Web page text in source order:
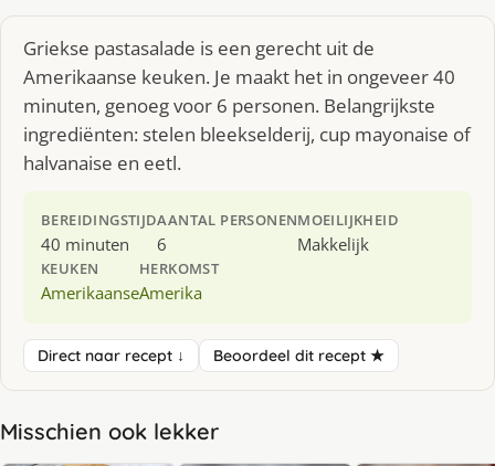
Griekse pastasalade is een gerecht uit de
Amerikaanse keuken. Je maakt het in ongeveer 40
minuten, genoeg voor 6 personen. Belangrijkste
ingrediënten: stelen bleekselderij, cup mayonaise of
halvanaise en eetl.
BEREIDINGSTIJD
40 minuten
AANTAL PERSONEN
6
MOEILIJKHEID
Makkelijk
KEUKEN
Amerikaanse
HERKOMST
Amerika
Direct naar recept ↓ Beoordeel dit recept ★
Misschien ook lekker